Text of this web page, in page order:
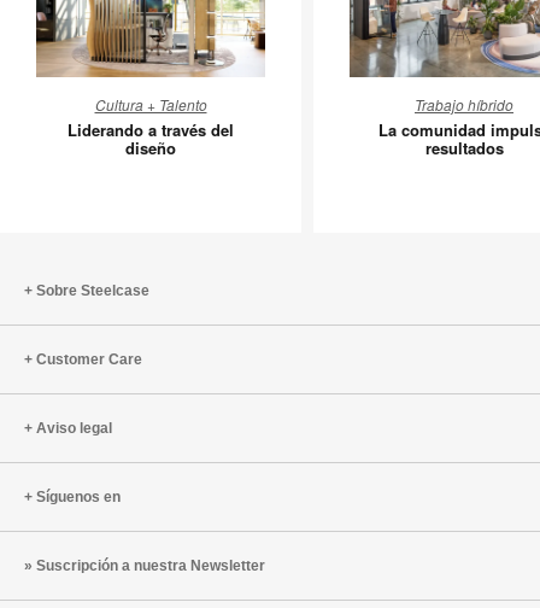
a
través
Cultura + Talento
Liderando a través del
diseño
impulsa
Trabajo híbrido
La comunidad
resultados
Sobre Steelcase
Customer Care
Aviso legal
Síguenos en
Suscripción a nuestra Newsletter